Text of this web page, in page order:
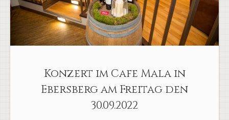
Konzert im Cafe Mala in
Ebersberg am Freitag den
30.09.2022